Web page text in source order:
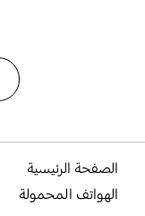
الصفحة الرئيسية
الهواتف المحمولة